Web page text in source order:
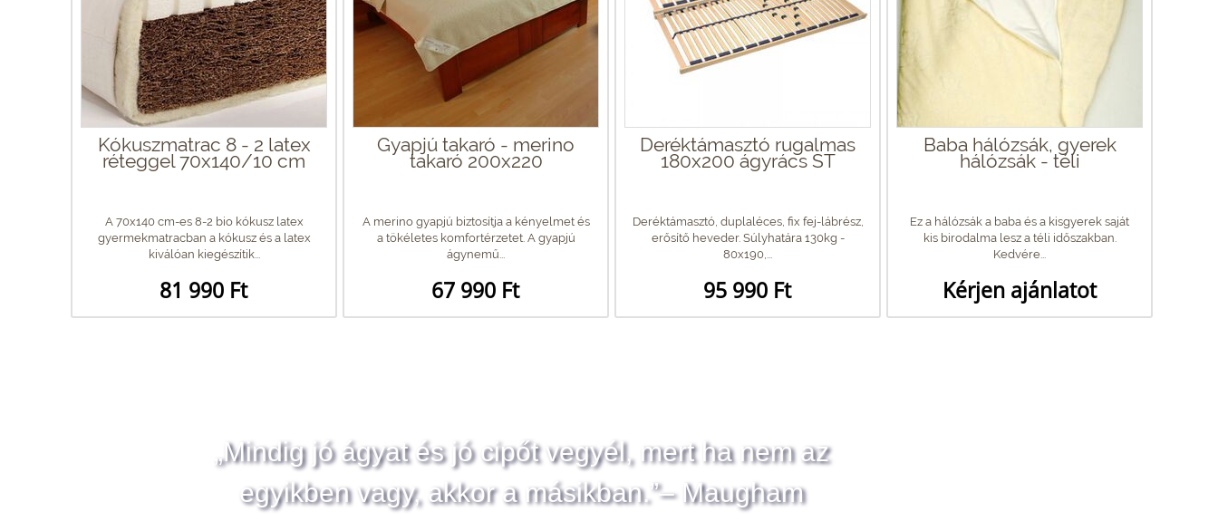
Kókuszmatrac 8 - 2 latex
réteggel 70x140/10 cm
A 70x140 cm-es 8-2 bio kókusz latex
gyermekmatracban a kókusz és a latex
kiválóan kiegészítik...
81 990 Ft
Gyapjú takaró - merino
takaró 200x220
A merino gyapjú biztosítja a kényelmet és
a tökéletes komfortérzetet. A gyapjú
ágynemű...
67 990 Ft
Deréktámasztó rugalmas
180x200 ágyrács ST
Deréktámasztó, duplaléces, fix fej-lábrész,
erősítő heveder. Súlyhatára 130kg -
80x190,...
95 990 Ft
Baba hálózsák, gyerek
hálózsák - téli
Ez a hálózsák a baba és a kisgyerek saját
kis birodalma lesz a téli időszakban.
Kedvére...
Kérjen ajánlatot
„Mindig jó ágyat és jó cipőt vegyél, mert ha nem az
egyikben vagy, akkor a másikban.”– Maugham